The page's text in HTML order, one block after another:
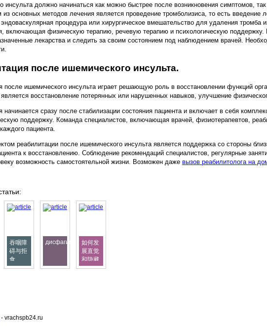
инсульта должно начинаться как можно быстрее после возникновения симптомов,
основных методов лечения является проведение тромболизиса, то есть введение
процедура или хирургическое вмешательство для удаления
включающая физическую терапию, речевую терапию и психологическую
лекарства и следить за своим состоянием под наблюдением врачей.
после ишемического инсульта.
после ишемического инсульта играет решающую роль в восстановлении функций
восстановление потерянных или нарушенных навыков, улучшение
начинается сразу после стабилизации состояния пациента и включает в себя
поддержку. Команда специалистов, включающая врачей, физиотерапевтов,
пациента.
реабилитации после ишемического инсульта является поддержка со стороны
к восстановлению. Соблюдение рекомендаций специалистов, регулярные
возможность самостоятельной жизни. Возможен даже вызов реабилитолога на
吞咽障
碍与拒
食
дисфагия
如何发
展直觉
和隐藏
能力
- vrachspb24.ru